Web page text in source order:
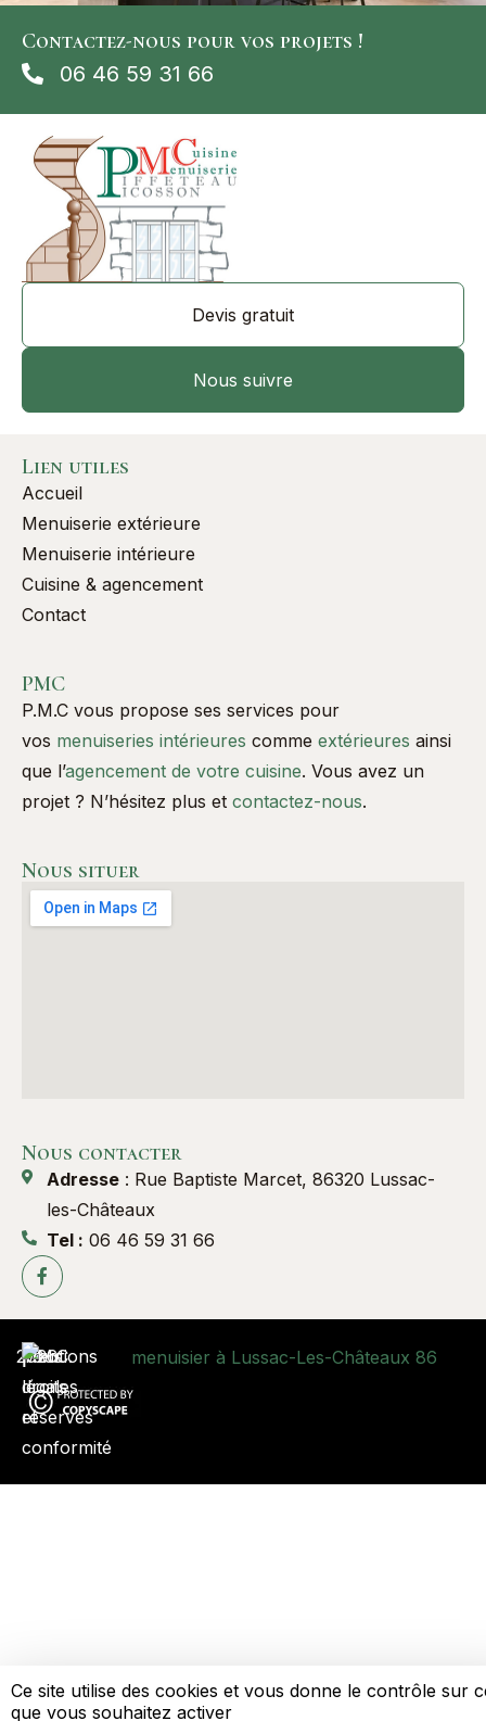
Contactez-nous pour vos projets !
06 46 59 31 66
Devis gratuit
Nous suivre
Lien utiles
Accueil
Menuiserie extérieure
Menuiserie intérieure
Cuisine & agencement
Contact
PMC
P.M.C vous propose ses services pour
vos menuiseries intérieures comme extérieures ainsi
que l’agencement de votre cuisine. Vous avez un
projet ? N’hésitez plus et contactez-nous.
Nous situer
Nous contacter
Adresse: Rue Baptiste Marcet, 86320 Lussac-
les-Châteaux
Tel : 06 46 59 31 66
P.M.C.
2026
|
Mentions
légales
et
conformité
|
Tous
droits
réservés
|
Ce site utilise des cookies et vous donne le contrôle sur
que vous souhaitez activer